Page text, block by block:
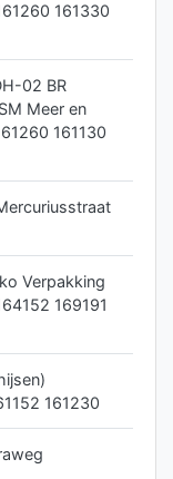
161330
02 BR
Meer en
161130
Verpakking
169191
161230